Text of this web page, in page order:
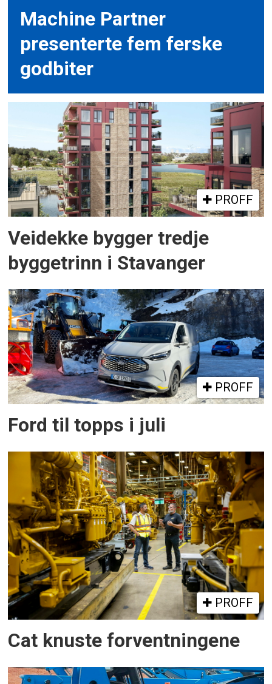
Machine Partner
presenterte fem ferske
godbiter
PROFF
Veidekke bygger tredje
byggetrinn i Stavanger
PROFF
Ford til topps i juli
PROFF
Cat knuste forventningene